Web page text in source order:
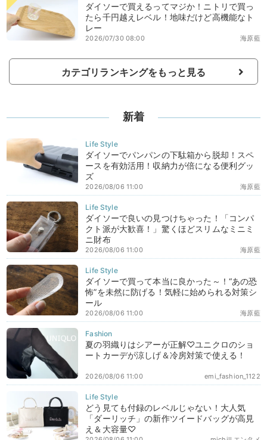
ダイソーで買えるってマジか！ニトリで買っ
たら千円越えレベル！地味だけど高機能なト
レー
海原藍
2026/07/30 08:00
カテゴリランキングをもっと見る
新着
ダイソーでパンパンの下駄箱から脱却！スペ
ースを有効活用！収納力が倍になる便利グッ
ズ
海原藍
2026/08/06 11:00
ダイソーで良いの見つけちゃった！「コンパ
クト派が大歓喜！」驚くほどスリムなミニミ
ニ財布
海原藍
2026/08/06 11:00
ダイソーで買って本当に良かった～！“あの恐
怖”を未然に防げる！気軽に始められる対策シ
ール
海原藍
2026/08/06 11:00
夏の羽織りはシアーが正解♡ユニクロのショ
ートカーデが涼しげ＆冷房対策で使える！
emi_fashion_1122
2026/08/06 11:00
どう見ても付録のレベルじゃない！大人気
「ダーリッチ」の新作ツイードバッグが高見
え＆大容量♡